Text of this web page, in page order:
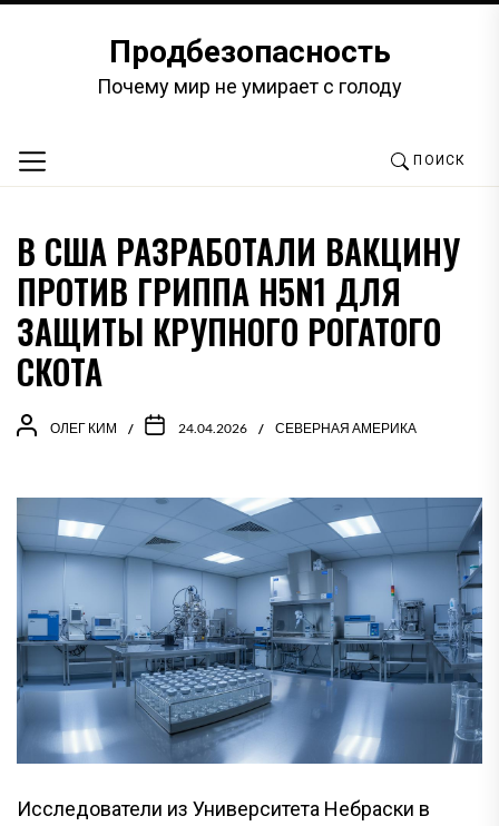
содержимомуПродбезопасность
Почему мир не умирает с голоду
ПОИСК
В США РАЗРАБОТАЛИ ВАКЦИНУ
ПРОТИВ ГРИППА H5N1 ДЛЯ
ЗАЩИТЫ КРУПНОГО РОГАТОГО
СКОТА
ОЛЕГ КИМ 24.04.2026 СЕВЕРНАЯ АМЕРИКА
Исследователи из Университета Небраски в